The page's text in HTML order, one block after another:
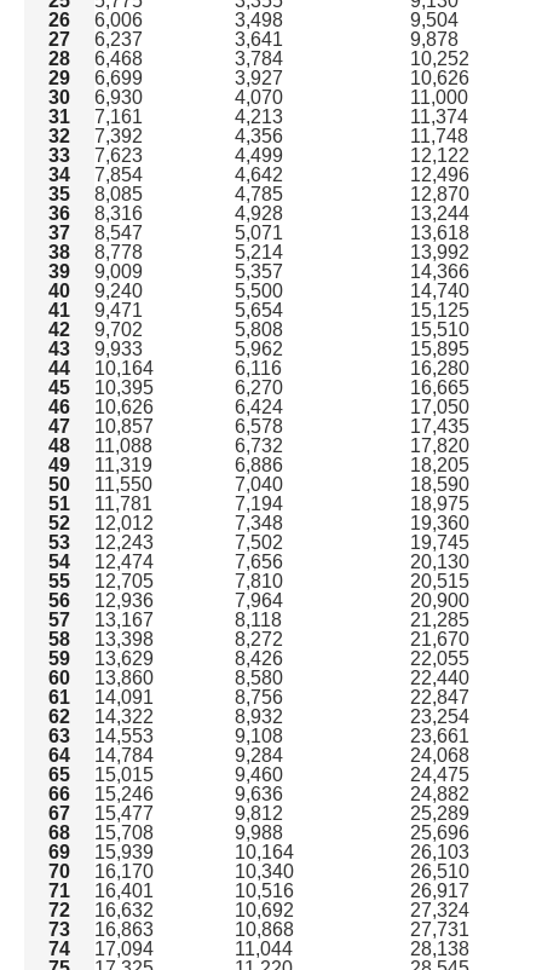
26
6,006 3,498
9,504
27
6,237 3,641
9,878
28
6,468 3,784
10,252
29
6,699 3,927
10,626
30
6,930 4,070
11,000
31
7,161 4,213
11,374
32
7,392 4,356
11,748
33
7,623 4,499
12,122
34
7,854 4,642
12,496
35
8,085 4,785
12,870
36
8,316 4,928
13,244
37
8,547 5,071
13,618
38
8,778 5,214
13,992
39
9,009 5,357
14,366
40
9,240 5,500
14,740
41
9,471 5,654
15,125
42
9,702 5,808
15,510
43
9,933 5,962
15,895
44
10,164 6,116
16,280
45
10,395 6,270
16,665
46
10,626 6,424
17,050
47
10,857 6,578
17,435
48
11,088 6,732
17,820
49
11,319 6,886
18,205
50
11,550 7,040
18,590
51
11,781 7,194
18,975
52
12,012 7,348
19,360
53
12,243 7,502
19,745
54
12,474 7,656
20,130
55
12,705 7,810
20,515
56
12,936 7,964
20,900
57
13,167 8,118
21,285
58
13,398 8,272
21,670
59
13,629 8,426
22,055
60
13,860 8,580
22,440
61
14,091 8,756
22,847
62
14,322 8,932
23,254
63
14,553 9,108
23,661
64
14,784 9,284
24,068
65
15,015 9,460
24,475
66
15,246 9,636
24,882
67
15,477 9,812
25,289
68
15,708 9,988
25,696
69
15,939 10,164
26,103
70
16,170 10,340
26,510
71
16,401 10,516
26,917
72
16,632 10,692
27,324
73
16,863 10,868
27,731
74
17,094 11,044
28,138